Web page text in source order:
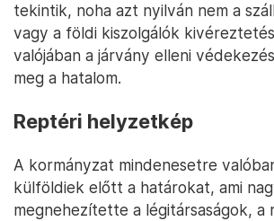
tekintik, noha azt nyilván nem a
vagy a földi kiszolgálók
valójában a járvány elleni
meg a hatalom.
Reptéri helyzetkép
A kormányzat mindenesetre
külföldiek előtt a határokat, ami
megnehezítette a légitársaságok, a